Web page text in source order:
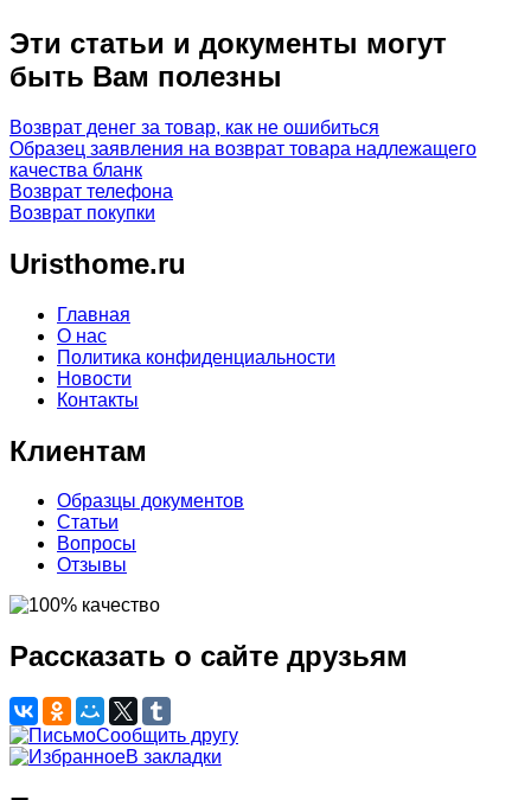
Эти статьи и документы могут
быть Вам полезны
Возврат денег за товар, как не ошибиться
Образец заявления на возврат товара надлежащего
качества бланк
Возврат телефона
Возврат покупки
Uristhome.ru
Главная
О нас
Политика конфиденциальности
Новости
Контакты
Клиентам
Образцы документов
Статьи
Вопросы
Отзывы
Рассказать о сайте друзьям
Сообщить другу
В закладки